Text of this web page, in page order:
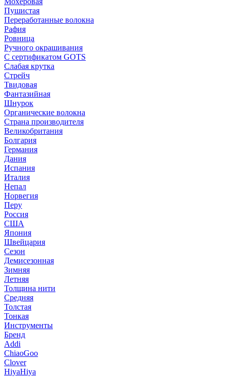
Пушистая
Переработанные волокна
Рафия
Ровница
Ручного окрашивания
С сертификатом GOTS
Слабая крутка
Стрейч
Твидовая
Фантазийная
Шнурок
Органические волокна
Страна производителя
Великобритания
Болгария
Германия
Дания
Испания
Италия
Непал
Норвегия
Перу
Россия
США
Япония
Швейцария
Сезон
Демисезонная
Зимняя
Летняя
Толщина нити
Средняя
Толстая
Тонкая
Инструменты
Бренд
Addi
ChiaoGoo
Clover
HiyaHiya